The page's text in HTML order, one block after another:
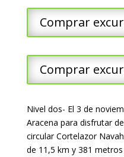
Comprar
Comprar
Nivel dos- El 3 de
Aracena para disfrutar
circular Cortelazor
de 11,5 km y 381